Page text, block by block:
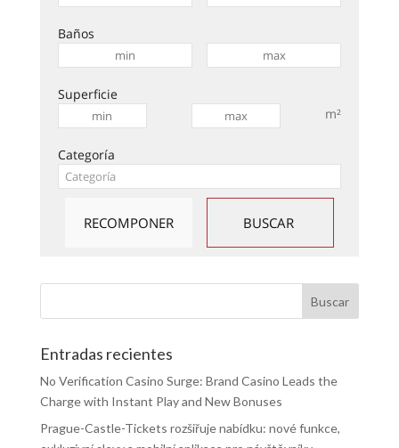
Baños
Superficie
m²
Categoría
Entradas recientes
No Verification Casino Surge: Brand Casino Leads the
Charge with Instant Play and New Bonuses
Prague-Castle-Tickets rozšiřuje nabídku: nové funkce,